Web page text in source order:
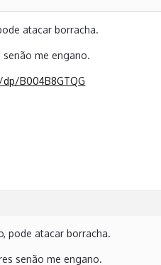
atacar borracha.
senão me engano.
B004B8GTQG
pode atacar borracha.
senão me engano.